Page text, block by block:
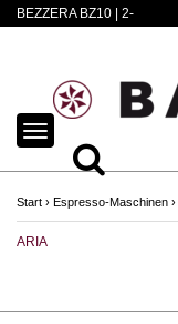
BEZZERA BZ10 | 2-
TOGGLE
NAVIGATION
Start › Espresso-Maschinen ›
ARIA